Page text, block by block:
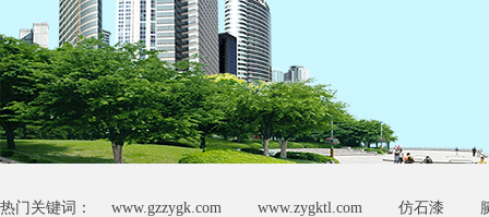
热门关键词： www.gzzygk.com www.zygktl.com 仿石漆